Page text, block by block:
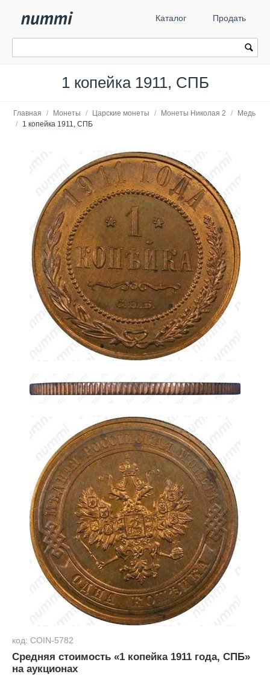
Каталог Продать
1 копейка 1911, СПБ
Главная / Монеты / Царские монеты / Монеты Николая 2 /
Медь
/
1 копейка 1911, СПБ
код: COIN-5782
Средняя стоимость «1 копейка 1911 года, СПБ»
на аукционах